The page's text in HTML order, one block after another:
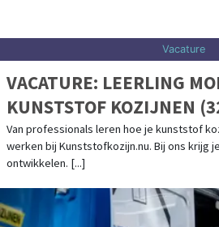
Vacature
VACATURE: LEERLING
KUNSTSTOF KOZIJNEN
Van professionals leren hoe je kunststof
werken bij Kunststofkozijn.nu. Bij ons krijg
ontwikkelen. [...]